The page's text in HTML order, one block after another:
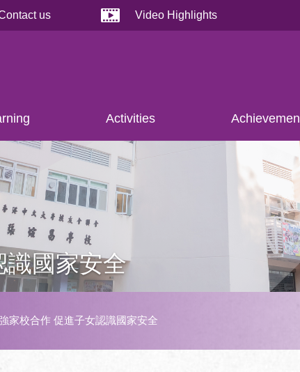
us Video Highlights
Activities
識國家安全
家校合作 促進子女認識國家安全